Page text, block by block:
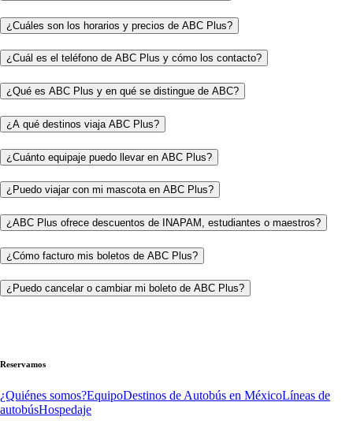
¿Cuáles son los horarios y precios de ABC Plus?
¿Cuál es el teléfono de ABC Plus y cómo los contacto?
¿Qué es ABC Plus y en qué se distingue de ABC?
¿A qué destinos viaja ABC Plus?
¿Cuánto equipaje puedo llevar en ABC Plus?
¿Puedo viajar con mi mascota en ABC Plus?
¿ABC Plus ofrece descuentos de INAPAM, estudiantes o maestros?
¿Cómo facturo mis boletos de ABC Plus?
¿Puedo cancelar o cambiar mi boleto de ABC Plus?
Reservamos
¿Quiénes somos?EquipoDestinos de Autobús en MéxicoLíneas de
autobúsHospedaje